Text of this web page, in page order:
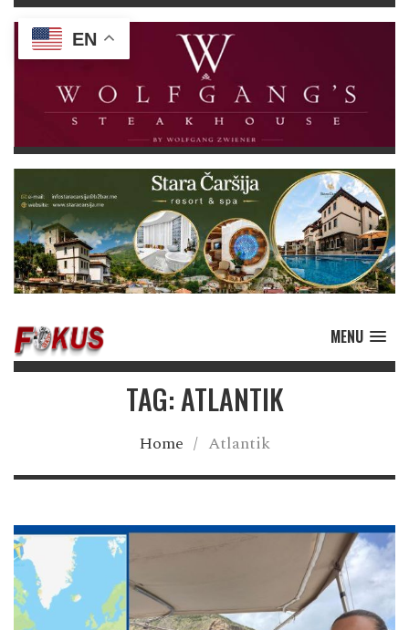
MENU
TAG: ATLANTIK
Home / Atlantik
EN